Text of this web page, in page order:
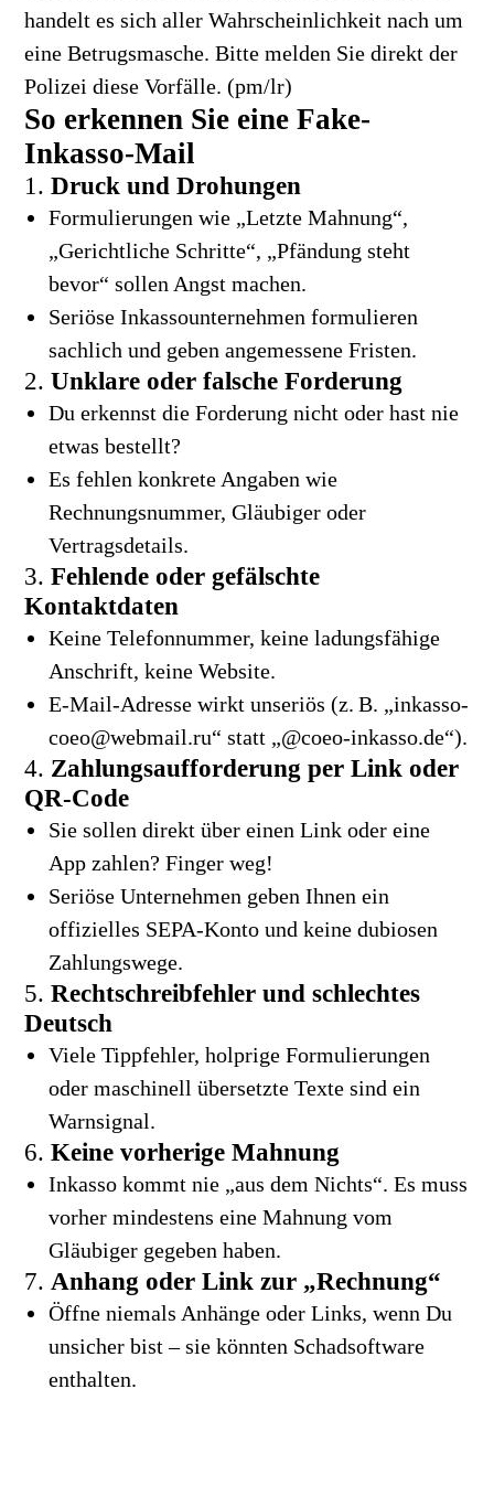
handelt es sich aller Wahrscheinlichkeit nach um
eine Betrugsmasche. Bitte melden Sie direkt der
Polizei diese Vorfälle. (pm/lr)
So erkennen Sie eine Fake-
Inkasso-Mail
1.Druck und Drohungen
Formulierungen wie „Letzte Mahnung“,
„Gerichtliche Schritte“, „Pfändung steht
bevor“ sollen Angst machen.
Seriöse Inkassounternehmen formulieren
sachlich und geben angemessene Fristen.
2.Unklare oder falsche Forderung
Du erkennst die Forderung nicht oder hast nie
etwas bestellt?
Es fehlen konkrete Angaben wie
Rechnungsnummer, Gläubiger oder
Vertragsdetails.
3.Fehlende oder gefälschte
Kontaktdaten
Keine Telefonnummer, keine ladungsfähige
Anschrift, keine Website.
E-Mail-Adresse wirkt unseriös (z. B. „inkasso-
coeo@webmail.ru“ statt „@coeo-inkasso.de“).
4. Zahlungsaufforderung per Link oder
QR-Code
Sie sollen direkt über einen Link oder eine
App zahlen? Finger weg!
Seriöse Unternehmen geben Ihnen ein
offizielles SEPA-Konto und keine dubiosen
Zahlungswege.
5.Rechtschreibfehler und schlechtes
Deutsch
Viele Tippfehler, holprige Formulierungen
oder maschinell übersetzte Texte sind ein
Warnsignal.
6.Keine vorherige Mahnung
Inkasso kommt nie „aus dem Nichts“. Es muss
vorher mindestens eine Mahnung vom
Gläubiger gegeben haben.
7. Anhang oder Link zur „Rechnung“
Öffne niemals Anhänge oder Links, wenn Du
unsicher bist – sie könnten Schadsoftware
enthalten.